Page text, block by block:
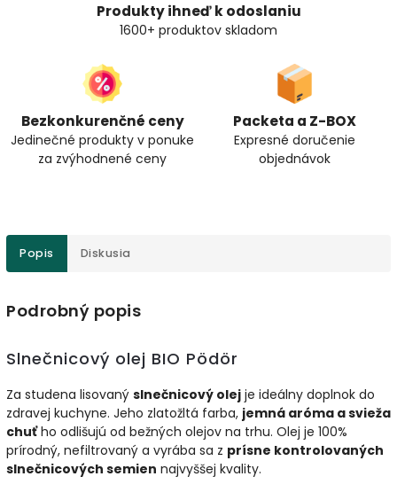
Produkty ihneď k odoslaniu
1600+ produktov skladom
Bezkonkurenčné ceny
Jedinečné produkty v ponuke
za zvýhodnené ceny
Packeta a Z-BOX
Expresné doručenie
objednávok
Popis Diskusia
Podrobný popis
Slnečnicový olej BIO Pödör
Za studena lisovaný slnečnicový olej je ideálny doplnok do
zdravej kuchyne. Jeho zlatožltá farba, jemná aróma a svieža
chuťho odlišujú od bežných olejov na trhu. Olej je 100%
prírodný, nefiltrovaný a vyrába sa z prísne kontrolovaných
slnečnicových semien najvyššej kvality.